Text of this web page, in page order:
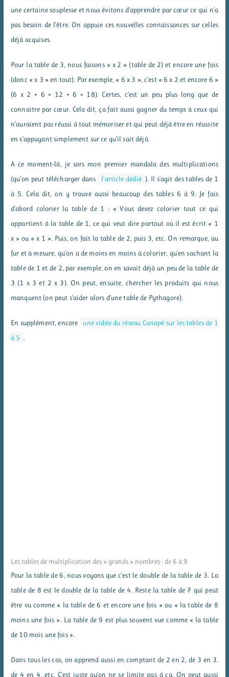
une certaine souplesse et nous évitons d’apprendre par cœur ce qui n’a
pas besoin de l’être. On appuie ces nouvelles connaissances sur celles
déjà acquises.
Pour la table de 3, nous faisons « x 2 » (table de 2) et encore une fois
(donc « x 3 » en tout). Par exemple, « 6 x 3 », c’est « 6 x 2 et encore 6 »
(6 x 2 + 6 = 12 + 6 = 18). Certes, c’est un peu plus long que de
connaitre par cœur. Cela dit, ça fait aussi gagner du temps à ceux qui
n’auraient pas réussi à tout mémoriser et qui peut déjà être en réussite
en s’appuyant simplement sur ce qu’il sait déjà.
A ce moment-là, je sors mon premier mandala des multiplications
(qu’on peut télécharger dans
l’article dédié ). Il s’agit des tables de 1
à 5. Cela dit, on y trouve aussi beaucoup des tables 6 à 9. Je fais
d’abord colorier la table de 1 : « Vous devez colorier tout ce qui
appartient à la table de 1, ce qui veut dire partout où il est écrit « 1
x » ou « x 1 ». Puis, on fait la table de 2, puis 3, etc. On remarque, au
fur et à mesure, qu’on a de moins en moins à colorier, qu’en sachant la
table de 1 et de 2, par exemple, on en savait déjà un peu de la table de
3 (1 x 3 et 2 x 3). On peut, ensuite, chercher les produits qui nous
manquent (on peut s’aider alors d’une table de Pythagore).
En supplément, encore
une vidéo du réseau Canopé sur les tables de 1
à 5
Les tables de multiplication des « grands » nombres : de 6 à 9
Pour la table de 6, nous voyons que c’est le double de la table de 3. La
table de 8 est le double de la table de 4. Reste la table de 7 qui peut
être vu comme « la table de 6 et encore une fois » ou « la table de 8
moins une fois ». La table de 9 est plus souvent vue comme « la table
de 10 mois une fois ».
Dans tous les cas, on apprend aussi en comptant de 2 en 2, de 3 en 3,
de 4 en 4, etc. C’est juste qu’on ne se limite pas à ça. On peut aussi